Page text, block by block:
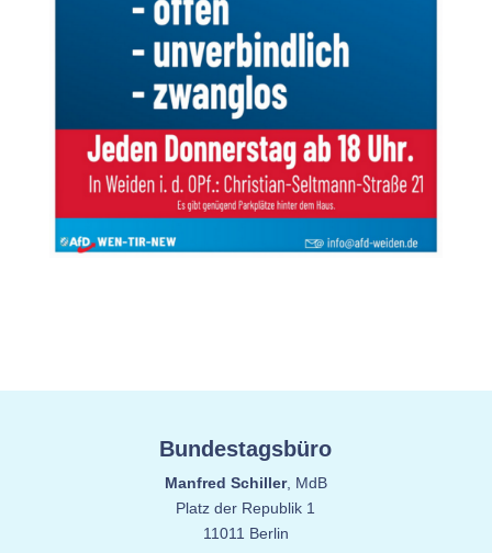
Bundestagsbüro
Manfred Schiller, MdB
Platz der Republik 1
11011 Berlin